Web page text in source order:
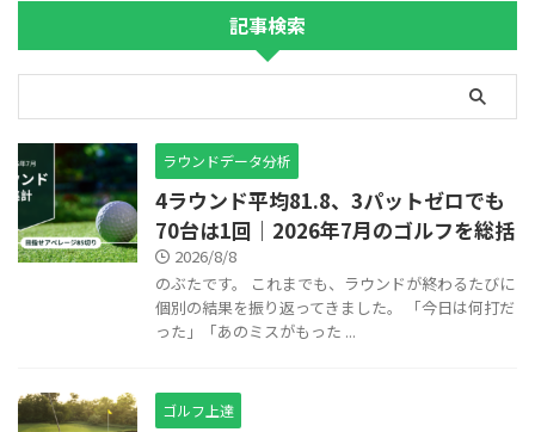
記事検索
ラウンドデータ分析
4ラウンド平均81.8、3パットゼロでも
70台は1回｜2026年7月のゴルフを総括
2026/8/8
のぶたです。 これまでも、ラウンドが終わるたびに
個別の結果を振り返ってきました。 「今日は何打だ
った」「あのミスがもった ...
ゴルフ上達